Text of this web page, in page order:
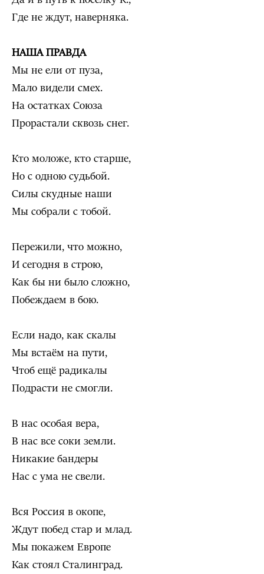
Где не ждут, наверняка.
НАША ПРАВДА
Мы не ели от пуза,
Мало видели смех.
На остатках Союза
Прорастали сквозь снег.
Кто моложе, кто старше,
Но с одною судьбой.
Силы скудные наши
Мы собрали с тобой.
Пережили, что можно,
И сегодня в строю,
Как бы ни было сложно,
Побеждаем в бою.
Если надо, как скалы
Мы встаём на пути,
Чтоб ещё радикалы
Подрасти не смогли.
В нас особая вера,
В нас все соки земли.
Никакие бандеры
Нас с ума не свели.
Вся Россия в окопе,
Ждут побед стар и млад.
Мы покажем Европе
Как стоял Сталинград.